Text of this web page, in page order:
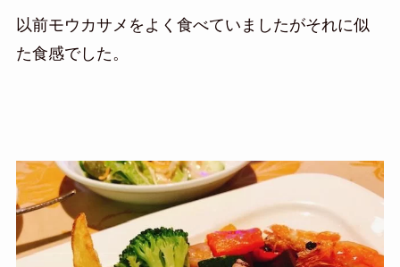
以前モウカサメをよく食べていましたがそれに似
た食感でした。